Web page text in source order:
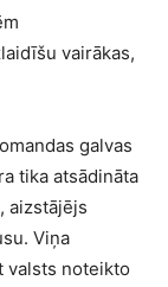
vairākas,
galvas
tika atsādināta
aizstājējs
Viņa
valsts noteikto